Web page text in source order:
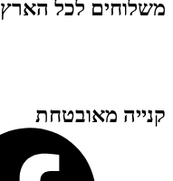
משלוחים לכל הארץ
קנייה מאובטחת